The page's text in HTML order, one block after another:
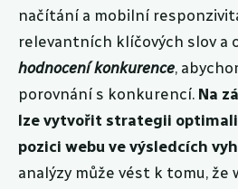
načítání a mobilní
relevantních klíčových slov a
hodnocení konkurence,
porovnání s konkurencí. Na
lze vytvořit strategii
pozici webu ve výsledcích
analýzy může vést k tomu,